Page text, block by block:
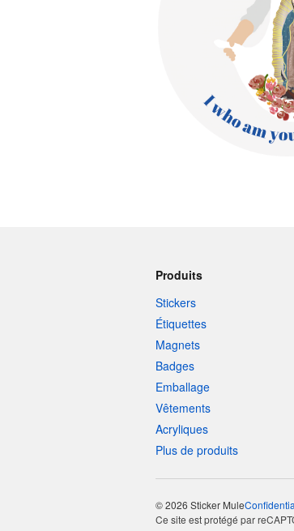
Produits
Stickers
Étiquettes
Magnets
Badges
Emballage
Vêtements
Acryliques
Plus de produits
© 2026 Sticker Mule
Ce site est protégé par